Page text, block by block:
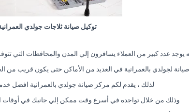
توكيل صيانة ثلاجات جولدي
يوجد عدد كبير من العملاء يسافرون إلي المدن والمحافظات التي
صيانة لجولدي بالعمرانية في العديد من الأماكن حتى يكون قريب
لذلك ، يقدم لكم مركز صيانة جولدي بالعمرانية افضل
وذلك من خلال تواجده في أسرع وقت ممكن إلي جانبك في أوقات